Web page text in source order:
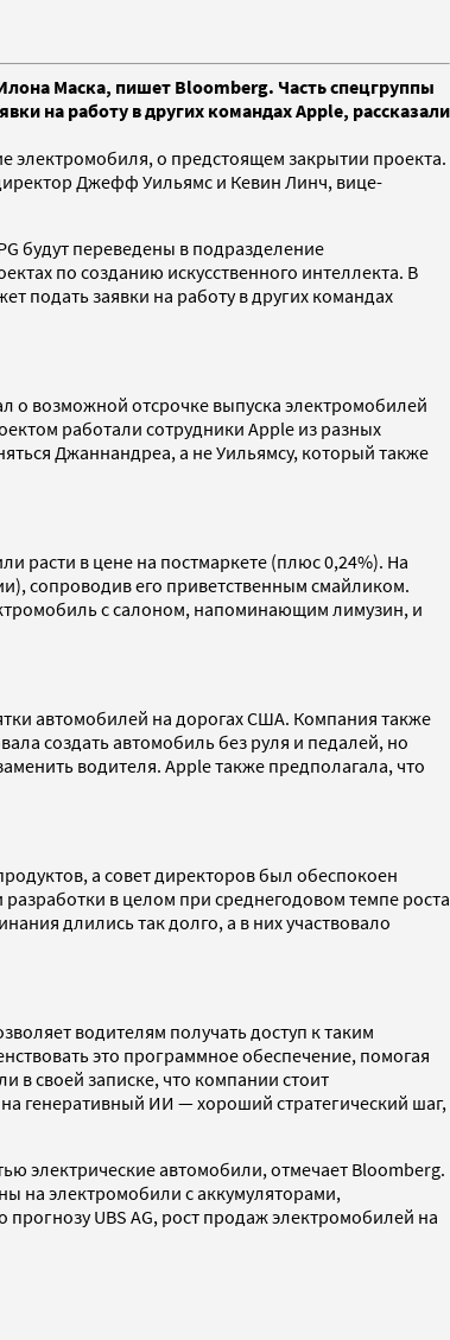
Маска, пишет Bloomberg. Часть спецгруппы
на работу в других командах Apple, рассказали
электромобиля, о предстоящем закрытии проекта.
Джефф Уильямс и Кевин Линч, вице-
будут переведены в подразделение
по созданию искусственного интеллекта. В
подать заявки на работу в других командах
о возможной отсрочке выпуска электромобилей
работали сотрудники Apple из разных
Джаннандреа, а не Уильямсу, который также
расти в цене на постмаркете (плюс 0,24%). На
сопроводив его приветственным смайликом.
с салоном, напоминающим лимузин, и
автомобилей на дорогах США. Компания также
создать автомобиль без руля и педалей, но
водителя. Apple также предполагала, что
а совет директоров был обеспокоен
в целом при среднегодовом темпе роста
длились так долго, а в них участвовало
водителям получать доступ к таким
это программное обеспечение, помогая
в своей записке, что компании стоит
генеративный ИИ — хороший стратегический шаг,
электрические автомобили, отмечает Bloomberg.
на электромобили с аккумуляторами,
UBS AG, рост продаж электромобилей на